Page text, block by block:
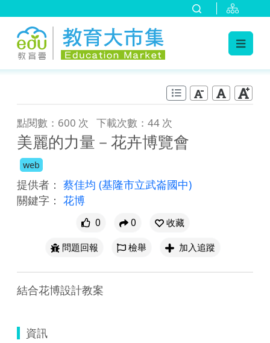
點閱數：600 次 下載次數：44 次
美麗的力量－花卉博覽會
web
提供者： 蔡佳均 (基隆市立武崙國中)
關鍵字： 花博
0 0
收藏
問題回報
檢舉 加入追蹤
結合花博設計教案
資訊